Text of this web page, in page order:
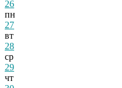
26
пн
27
вт
28
ср
29
чт